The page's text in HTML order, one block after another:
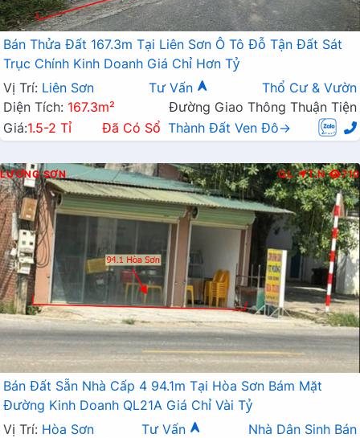
Bán Thửa Đất 167.3m Tại Liên Sơn Ô Tô Đỗ Tận Đất Sát
Trục Chính Kinh Doanh Giá Chỉ Hơn Tỷ
Vị Trí: Liên Sơn Tư Vấn
Thổ Cư & Vườn
Diện Tích: 167.3m²
Đường Giao Thông Thuận Tiện
Giá:1.5-2 Tỉ Đã Có Sổ Thành Đất Ven Đô→
LƯƠNG SƠN Q.L T.N 710
Bán Đất Sẵn Nhà Cấp 4 94.1m Tại Hòa Sơn Bám Mặt
Đường Kinh Doanh QL21A Giá Chỉ Vài Tỷ
Vị Trí: Hòa Sơn Tư Vấn
Nhà Dân Sinh Bán